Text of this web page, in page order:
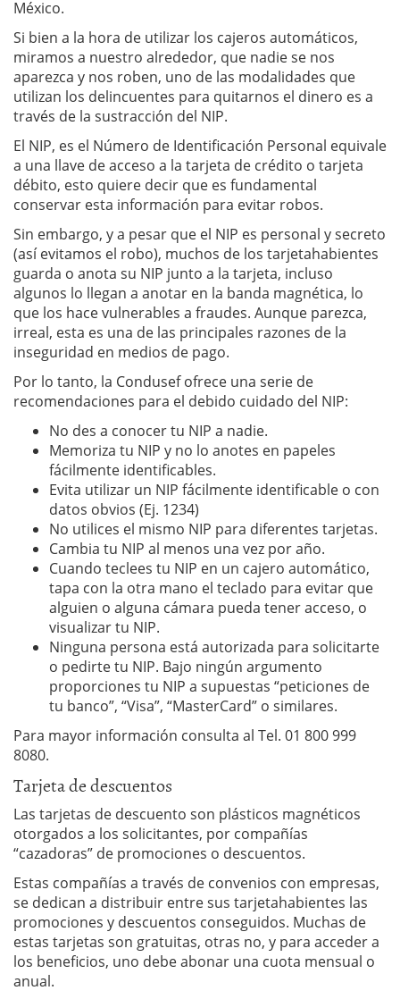
México.
Si bien a la hora de utilizar los cajeros automáticos,
miramos a nuestro alrededor, que nadie se nos
aparezca y nos roben, uno de las modalidades que
utilizan los delincuentes para quitarnos el dinero es a
través de la sustracción del NIP.
El NIP, es el Número de Identificación Personal equivale
a una llave de acceso a la tarjeta de crédito o tarjeta
débito, esto quiere decir que es fundamental
conservar esta información para evitar robos.
Sin embargo, y a pesar que el NIP es personal y secreto
(así evitamos el robo), muchos de los tarjetahabientes
guarda o anota su NIP junto a la tarjeta, incluso
algunos lo llegan a anotar en la banda magnética, lo
que los hace vulnerables a fraudes. Aunque parezca,
irreal, esta es una de las principales razones de la
inseguridad en medios de pago.
Por lo tanto, la Condusef ofrece una serie de
recomendaciones para el debido cuidado del NIP:
No des a conocer tu NIP a nadie.
Memoriza tu NIP y no lo anotes en papeles
fácilmente identificables.
Evita utilizar un NIP fácilmente identificable o con
datos obvios (Ej. 1234)
No utilices el mismo NIP para diferentes tarjetas.
Cambia tu NIP al menos una vez por año.
Cuando teclees tu NIP en un cajero automático,
tapa con la otra mano el teclado para evitar que
alguien o alguna cámara pueda tener acceso, o
visualizar tu NIP.
Ninguna persona está autorizada para solicitarte
o pedirte tu NIP. Bajo ningún argumento
proporciones tu NIP a supuestas “peticiones de
tu banco”, “Visa”, “MasterCard” o similares.
Para mayor información consulta al Tel. 01 800 999
8080.
Tarjeta de descuentos
Las tarjetas de descuento son plásticos magnéticos
otorgados a los solicitantes, por compañías
“cazadoras” de promociones o descuentos.
Estas compañías a través de convenios con empresas,
se dedican a distribuir entre sus tarjetahabientes las
promociones y descuentos conseguidos. Muchas de
estas tarjetas son gratuitas, otras no, y para acceder a
los beneficios, uno debe abonar una cuota mensual o
anual.